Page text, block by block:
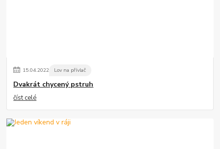
15.04.2022 Lov na přívlač
Dvakrát chycený pstruh
číst celé